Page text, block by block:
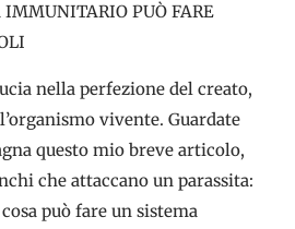
PUÒ FARE
nella perfezione del creato,
vivente. Guardate
questo mio breve articolo,
che attaccano un parassita:
può fare un sistema